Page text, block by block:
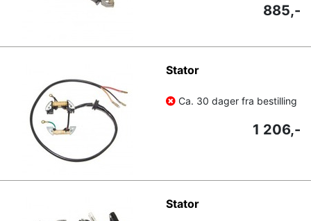
885,-
Stator
Ca. 30 dager fra bestilling
1 206,-
Stator